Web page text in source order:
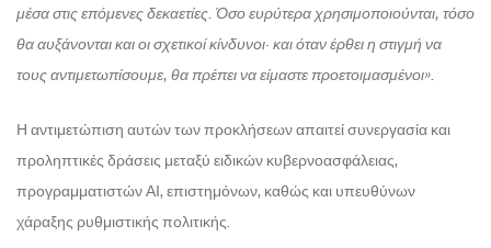
μέσα στις επόμενες δεκαετίες. Όσο ευρύτερα χρησιμοποιούνται, τόσο
θα αυξάνονται και οι σχετικοί κίνδυνοι· και όταν έρθει η στιγμή να
τους αντιμετωπίσουμε, θα πρέπει να είμαστε προετοιμασμένοι».
Η αντιμετώπιση αυτών των προκλήσεων απαιτεί συνεργασία και
προληπτικές δράσεις μεταξύ ειδικών κυβερνοασφάλειας,
προγραμματιστών ΑΙ, επιστημόνων, καθώς και υπευθύνων
χάραξης ρυθμιστικής πολιτικής.